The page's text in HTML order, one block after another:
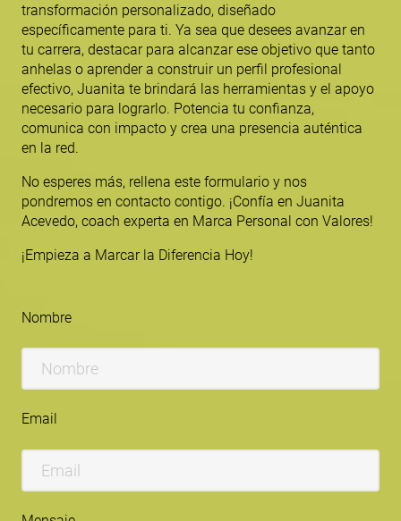
transformación personalizado, diseñado
específicamente para ti. Ya sea que desees avanzar en
tu carrera, destacar para alcanzar ese objetivo que tanto
anhelas o aprender a construir un perfil profesional
efectivo, Juanita te brindará las herramientas y el apoyo
necesario para lograrlo. Potencia tu confianza,
comunica con impacto y crea una presencia auténtica
en la red.
No esperes más, rellena este formulario y nos
pondremos en contacto contigo. ¡Confía en Juanita
Acevedo, coach experta en Marca Personal con Valores!
¡Empieza a Marcar la Diferencia Hoy!
Nombre
Email